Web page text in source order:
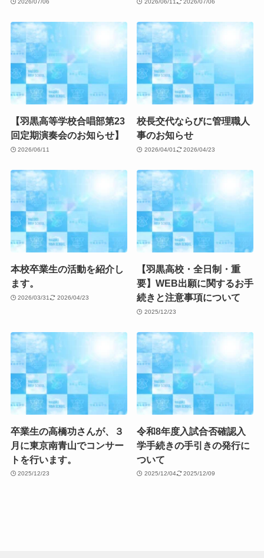
2026/07/06 2026/06/11 2026/07/06
【羽黒高等学校合唱部第23
回定期演奏会のお知らせ】
2026/06/11
校長交代ならびに管理職人
事のお知らせ
2026/04/01 2026/04/23
本校卒業生の活動を紹介し
ます。
2026/03/31 2026/04/23
【羽黒高校・全日制・重
要】WEB出願に関するお手
続きと注意事項について
2025/12/23
卒業生の高橋功さんが、３
月に東京南青山でコンサー
トを行います。
2025/12/23
令和8年度入試合否確認入
学手続きの手引きの発行に
ついて
2025/12/04 2025/12/09